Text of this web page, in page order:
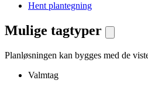
Hent plantegning
Mulige tagtyper
Planløsningen kan bygges med de
Valmtag